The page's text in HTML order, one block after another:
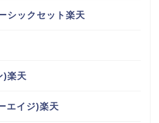
シックセット楽天
)楽天
エイジ)楽天